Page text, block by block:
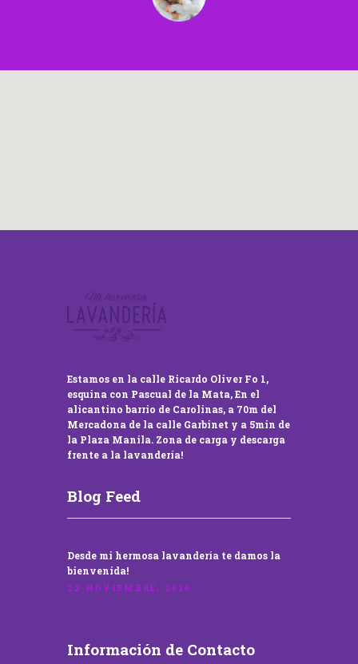
Estamos en la calle Ricardo Oliver Fo 1,
esquina con Pascual de la Mata, En el
alicantino barrio de Carolinas, a 70m del
Mercadona de la calle Garbinet y a 5min de
la Plaza Manila. Zona de carga y descarga
frente a la lavandería!
Blog Feed
Desde mi hermosa lavandería te damos la
bienvenida!
22 NOVIEMBRE, 2016
Información de Contacto